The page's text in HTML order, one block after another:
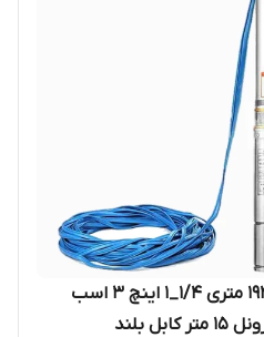
شناور ۱۹۲ متری ۱/۴_۱ اینچ ۳ اسب
تکفاز برونل ۱۵ متر کابل بلند